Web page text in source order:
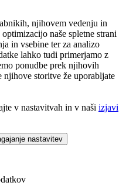
njihovem vedenju in
naše spletne strani
in vsebine ter za analizo
lahko tudi primerjamo z
ponudbe prek njihovih
njihove storitve že uporabljate
v nastavitvah in v naši izjavi
nastavitev